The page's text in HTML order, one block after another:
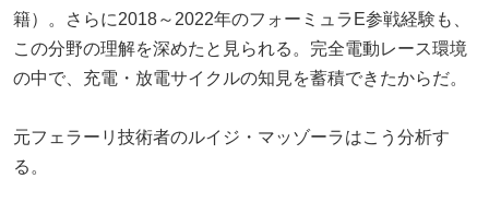
籍）。さらに2018～2022年のフォーミュラE参戦経験も、
この分野の理解を深めたと見られる。完全電動レース環境
の中で、充電・放電サイクルの知見を蓄積できたからだ。
元フェラーリ技術者のルイジ・マッゾーラはこう分析す
る。